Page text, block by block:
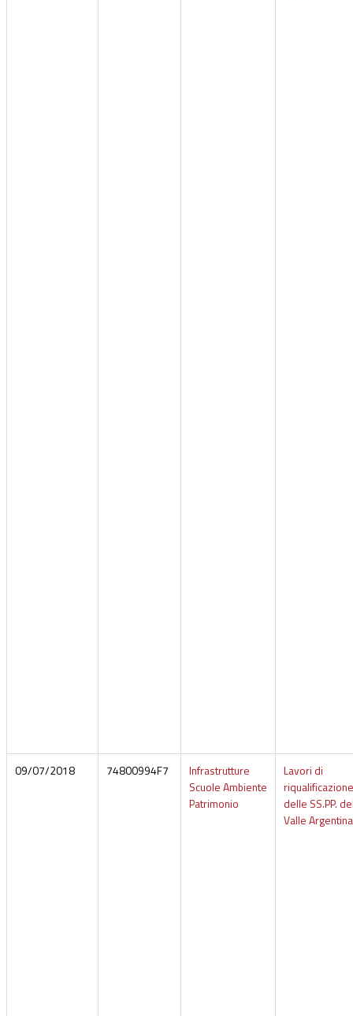
09/07/2018 74800994F7
Infrastrutture
Scuole Ambiente
Patrimonio
Lavori di
riqualificazione
delle SS.PP.
Valle Argentina